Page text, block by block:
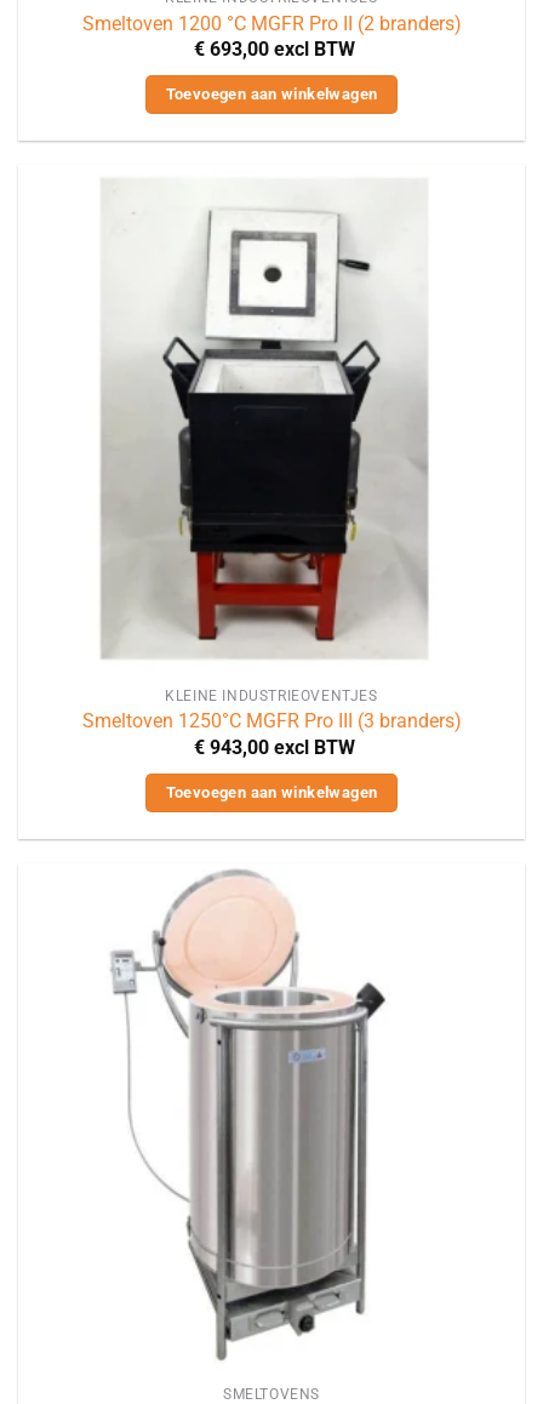
Smeltoven 1200 °C MGFR Pro II (2 branders)
€693,00 excl BTW
Toevoegen aan winkelwagen
KLEINE INDUSTRIEOVENTJES
Smeltoven 1250°C MGFR Pro III (3 branders)
€943,00 excl BTW
Toevoegen aan winkelwagen
SMELTOVENS